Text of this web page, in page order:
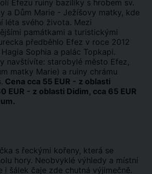
Efezu ruiny baziliky s hrobem sv.
a Dům Marie - Ježíšovy matky, kde
léta svého života. Mezi
památkami a turistickými
předběhlo Efez v roce 2012
Sophia a palác Topkapi.
navštívíte: starobylé město Efez,
matky Marie) a ruiny chrámu
Cena cca 55 EUR - z oblasti
EUR - z oblasti Didim, cca 65 EUR
s řeckými kořeny, která se
hory. Neobvyklé výhledy a místní
i šálek čaje zde chutná výjimečně.